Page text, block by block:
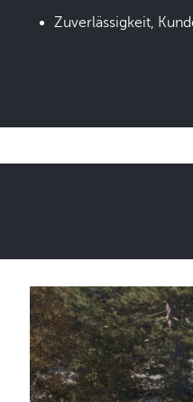
Zuverlässigkeit,